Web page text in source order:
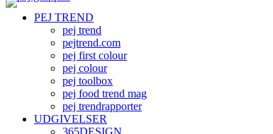
PEJ TREND
pej trend
pejtrend.com
pej first colour
pej colour
pej toolbox
pej food trend mag
pej trendrapporter
UDGIVELSER
365DESIGN